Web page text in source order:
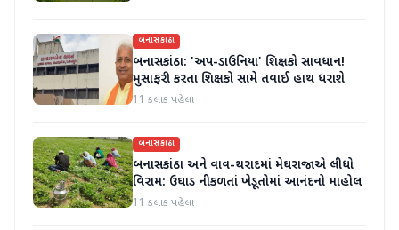
બનાસકાંઠા
બનાસકાંઠા: 'અપ-ડાઉનિયા' શિક્ષકો સાવધાન!
મુસાફરી કરતા શિક્ષકો સામે તવાઈ હાથ ધરાશે
11 કલાક પહેલા
બનાસકાંઠા
બનાસકાંઠા અને વાવ-થરાદમાં મેઘરાજાએ લીધો
વિરામ: ઉઘાડ નીકળતાં ખેડૂતોમાં આનંદનો માહોલ
11 કલાક પહેલા